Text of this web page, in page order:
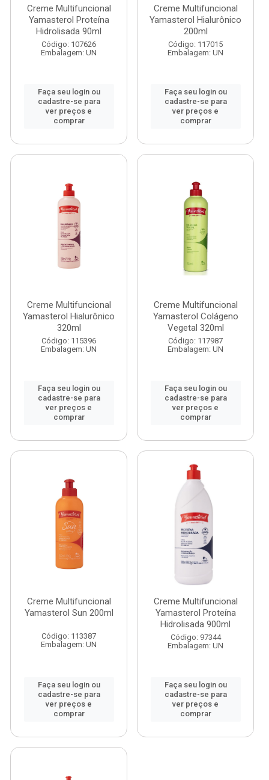
Creme Multifuncional
Yamasterol Proteína
Hidrolisada 90ml
Código: 107626
Embalagem: UN
Faça seu login ou
cadastre-se para
ver preços e
comprar
Creme Multifuncional
Yamasterol Hialurônico
200ml
Código: 117015
Embalagem: UN
Faça seu login ou
cadastre-se para
ver preços e
comprar
Creme Multifuncional
Yamasterol Hialurônico
320ml
Código: 115396
Embalagem: UN
Faça seu login ou
cadastre-se para
ver preços e
comprar
Creme Multifuncional
Yamasterol Colágeno
Vegetal 320ml
Código: 117987
Embalagem: UN
Faça seu login ou
cadastre-se para
ver preços e
comprar
Creme Multifuncional
Yamasterol Sun 200ml
Código: 113387
Embalagem: UN
Faça seu login ou
cadastre-se para
ver preços e
comprar
Creme Multifuncional
Yamasterol Proteína
Hidrolisada 900ml
Código: 97344
Embalagem: UN
Faça seu login ou
cadastre-se para
ver preços e
comprar